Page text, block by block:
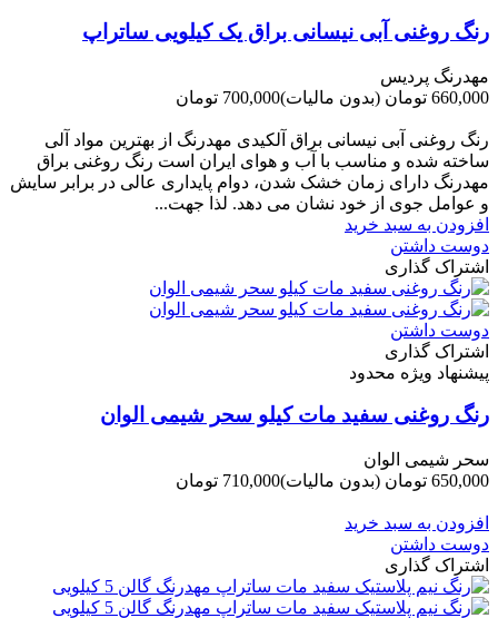
رنگ روغنی آبی نیسانی براق یک کیلویی ساتراپ
مهدرنگ پردیس
660,000 تومان
(بدون مالیات)700,000 تومان
رنگ روغنی آبی نیسانی براق آلکیدی مهدرنگ از بهترین مواد آلی
ساخته شده و مناسب با آب و هوای ایران است رنگ روغنی براق
مهدرنگ دارای زﻣﺎن ﺧﺸﮏ ﺷﺪن، دوام ﭘﺎﯾﺪاری عالی در ﺑﺮاﺑﺮ ﺳﺎﯾﺶ
و ﻋﻮاﻣﻞ ﺟﻮی از ﺧﻮد ﻧﺸﺎن ﻣﯽ دﻫﺪ. ﻟﺬا ﺟﻬﺖ...
افزودن به سبد خرید
دوست داشتن
اشتراک گذاری
دوست داشتن
اشتراک گذاری
پیشنهاد ویژه محدود
رنگ روغنی سفید مات کیلو سحر شیمی الوان
سحر شیمی الوان
650,000 تومان
(بدون مالیات)710,000 تومان
افزودن به سبد خرید
دوست داشتن
اشتراک گذاری